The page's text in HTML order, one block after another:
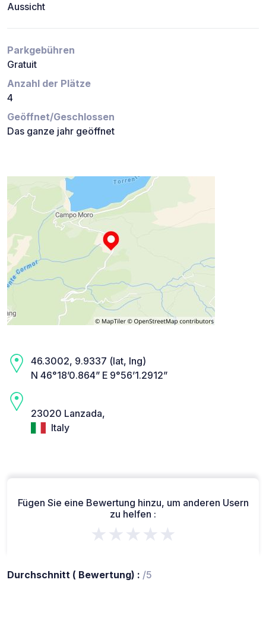
Aussicht
Parkgebühren
Gratuit
Anzahl der Plätze
4
Geöffnet/Geschlossen
Das ganze jahr geöffnet
46.3002, 9.9337 (lat, lng)
N 46°18’0.864” E 9°56’1.2912”
23020 Lanzada,
Italy
Fügen Sie eine Bewertung hinzu, um anderen Usern
zu helfen :
★★★★★
Durchschnitt ( Bewertung) : /5